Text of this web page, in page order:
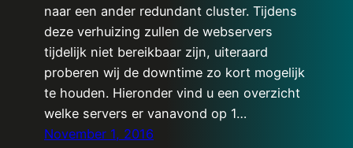
naar een ander redundant cluster. Tijdens
deze verhuizing zullen de webservers
tijdelijk niet bereikbaar zijn, uiteraard
proberen wij de downtime zo kort mogelijk
te houden. Hieronder vind u een overzicht
welke servers er vanavond op 1…
November 1, 2016